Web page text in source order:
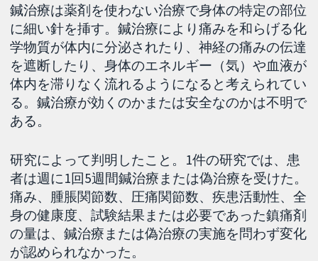
鍼治療は薬剤を使わない治療で身体の特定の部位
に細い針を挿す。鍼治療により痛みを和らげる化
学物質が体内に分泌されたり、神経の痛みの伝達
を遮断したり、身体のエネルギー（気）や血液が
体内を滞りなく流れるようになると考えられてい
る。鍼治療が効くのかまたは安全なのかは不明で
ある。
研究によって判明したこと。1件の研究では、患
者は週に1回5週間鍼治療または偽治療を受けた。
痛み、腫脹関節数、圧痛関節数、疾患活動性、全
身の健康度、試験結果または必要であった鎮痛剤
の量は、鍼治療または偽治療の実施を問わず変化
が認められなかった。